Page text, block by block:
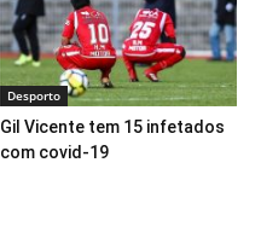
Desporto
Gil Vicente tem 15 infetados
com covid-19